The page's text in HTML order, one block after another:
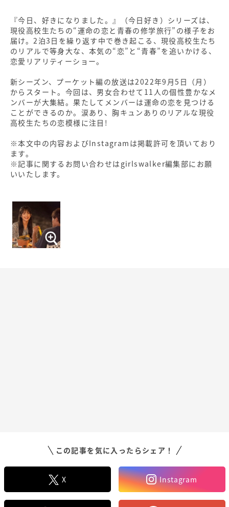
『今日、好きになりました。』（今日好き）シリーズは、
現役高校生たちの“運命の恋と青春の修学旅行”の様子をお
届け。2泊3日を繰り返す中で巻き起こる、現役高校生たち
のリアルで等身大な、本気の“恋”と“青春”を追いかける、
恋愛リアリティーショー。
新シーズン、プーケット編の放送は2022年9月5日（月）
からスタート。今回は、男女合わせて11人の個性豊かなメ
ンバーが大集結。果たしてメンバーは運命の恋を見つける
ことができるのか。涙あり、胸キュンありのリアルな現役
高校生たちの恋模様に注目!
※本文中の内容およびInstagramは掲載許可を頂いており
ます。
※記事に関するお問い合わせはgirlswalker編集部にお願
いいたします。
この記事を気に入ったらシェア！
X Instagram